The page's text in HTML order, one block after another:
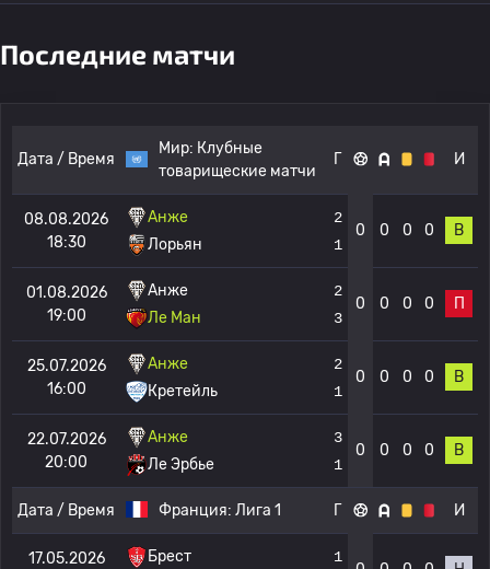
Последние матчи
Дата / Время
Мир: Клубные
товарищеские матчи
Г И
08.08.2026
18:30
Анже
Лорьян
2
1
0 0 0 0 В
01.08.2026
19:00
Анже
Ле Ман
2
3
0 0 0 0 П
25.07.2026
16:00
Анже
Кретейль
2
1
0 0 0 0 В
22.07.2026
20:00
Анже
Ле Эрбье
3
1
0 0 0 0 В
Дата / Время Франция: Лига 1 Г И
17.05.2026
Брест
1